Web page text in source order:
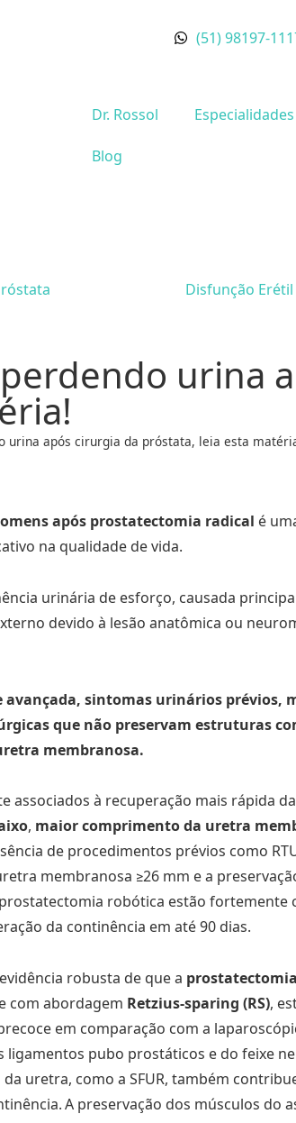
(51) 98197-
Dr. Rossol Especialidades
Blog
Disfunção Erétil
perdendo urina
urina após cirurgia da próstata, leia esta
após prostatectomia radical é
na qualidade de vida.
urinária de esforço, causada
devido à lesão anatômica ou
avançada, sintomas urinários prévios,
que não preservam estruturas
membranosa.
associados à recuperação mais rápida
, maior comprimento da uretra
de procedimentos prévios como
membranosa ≥26 mm e a
robótica estão fortemente
da continência em até 90 dias.
robusta de que a
com abordagem Retzius-sparing (RS),
em comparação com a
ligamentos pubo prostáticos e do feixe
uretra, como a SFUR, também
A preservação dos músculos do